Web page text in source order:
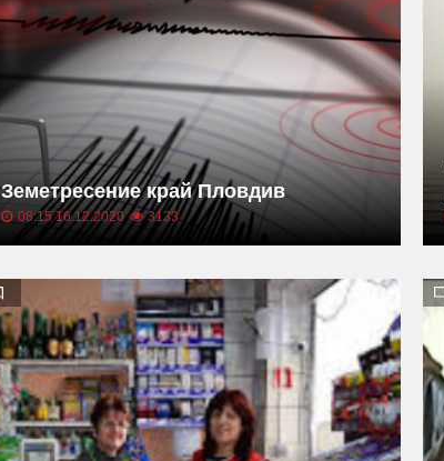
Земетресение край Пловдив
08:15 16.12.2020 3133